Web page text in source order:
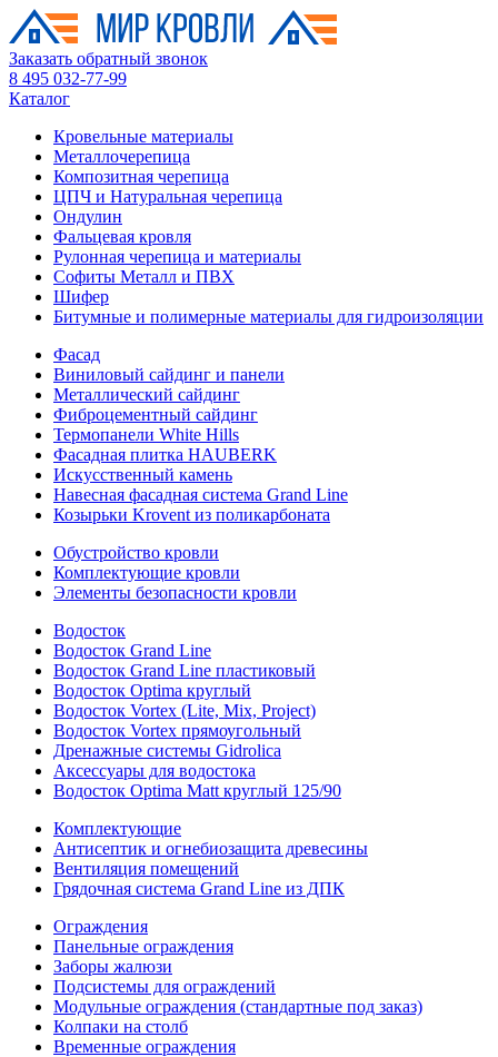
Заказать обратный звонок
8 495 032-77-99
Каталог
Кровельные материалы
Металлочерепица
Композитная черепица
ЦПЧ и Натуральная черепица
Ондулин
Фальцевая кровля
Рулонная черепица и материалы
Софиты Металл и ПВХ
Шифер
Битумные и полимерные материалы для гидроизоляции
Фасад
Виниловый сайдинг и панели
Металлический сайдинг
Фиброцементный сайдинг
Термопанели White Hills
Фасадная плитка HAUBERK
Искусственный камень
Навесная фасадная система Grand Line
Козырьки Krovent из поликарбоната
Обустройство кровли
Комплектующие кровли
Элементы безопасности кровли
Водосток
Водосток Grand Line
Водосток Grand Line пластиковый
Водосток Optima круглый
Водосток Vortex (Lite, Mix, Project)
Водосток Vortex прямоугольный
Дренажные системы Gidrolica
Аксессуары для водостока
Водосток Optima Matt круглый 125/90
Комплектующие
Антисептик и огнебиозащита древесины
Вентиляция помещений
Грядочная система Grand Line из ДПК
Ограждения
Панельные ограждения
Заборы жалюзи
Подсистемы для ограждений
Модульные ограждения (стандартные под заказ)
Колпаки на столб
Временные ограждения